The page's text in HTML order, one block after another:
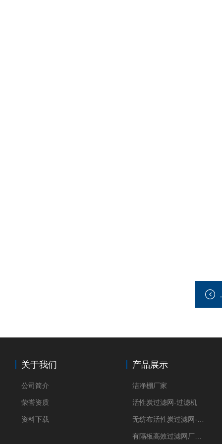
关于我们
公司简介
荣誉资质
资料下载
产品展示
洁净棚厂家
活性炭过滤网-过滤机